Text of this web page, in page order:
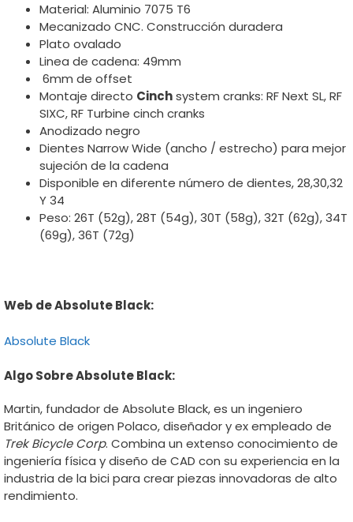
Material: Aluminio 7075 T6
Mecanizado CNC. Construcción duradera
Plato ovalado
Linea de cadena: 49mm
6mm de offset
Montaje directo Cinchsystem cranks: RF Next SL, RF
SIXC, RF Turbine cinch cranks
Anodizado negro
Dientes Narrow Wide (ancho / estrecho) para mejor
sujeción de la cadena
Disponible en diferente número de dientes, 28,30,32
Y 34
Peso: 26T (52g), 28T (54g), 30T (58g), 32T (62g), 34T
(69g), 36T (72g)
Web de Absolute Black:
Absolute Black
Algo Sobre Absolute Black:
Martin, fundador de Absolute Black, es un ingeniero
Británico de origen Polaco, diseñador y ex empleado de
Trek Bicycle Corp. Combina un extenso conocimiento de
ingeniería física y diseño de CAD con su experiencia en la
industria de la bici para crear piezas innovadoras de alto
rendimiento.